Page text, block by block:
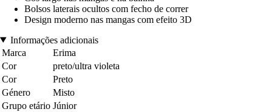
Bolsos laterais ocultos com fecho de correr
Design moderno nas mangas com efeito 3D
Informações adicionais
Marca
Erima
Cor
preto/ultra violeta
Cor
Preto
Género
Misto
Grupo etário Júnior